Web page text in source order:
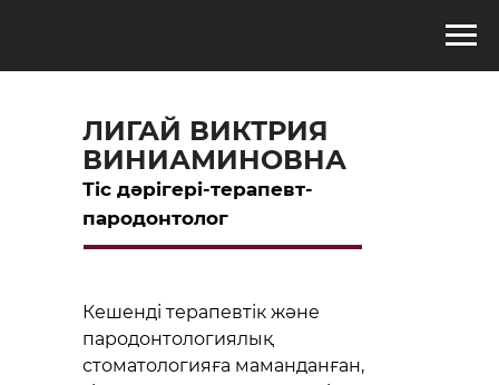
ЛИГАЙ ВИКТРИЯ
ВИНИАМИНОВНА
Кешенді терапевтік және
пародонтологиялық
стоматологияға маманданған,
Тіс дәрігері-терапевт-
пародонтолог